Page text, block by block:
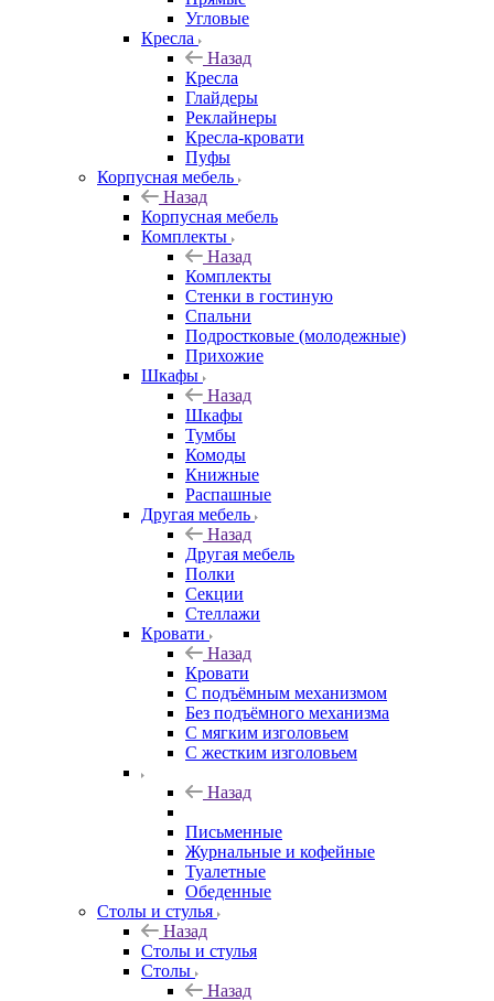
Угловые
Кресла
Назад
Кресла
Глайдеры
Реклайнеры
Кресла-кровати
Пуфы
Корпусная мебель
Назад
Корпусная мебель
Комплекты
Назад
Комплекты
Стенки в гостиную
Спальни
Подростковые (молодежные)
Прихожие
Шкафы
Назад
Шкафы
Тумбы
Комоды
Книжные
Распашные
Другая мебель
Назад
Другая мебель
Полки
Секции
Стеллажи
Кровати
Назад
Кровати
С подъёмным механизмом
Без подъёмного механизма
С мягким изголовьем
С жестким изголовьем
Назад
Письменные
Журнальные и кофейные
Туалетные
Обеденные
Столы и стулья
Назад
Столы и стулья
Столы
Назад